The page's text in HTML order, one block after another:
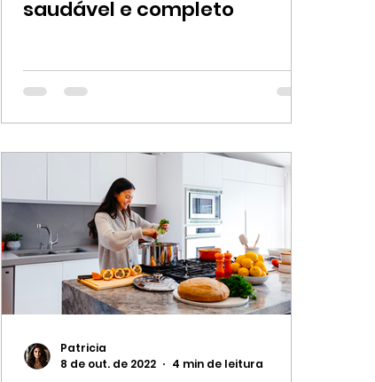
saudável e completo
Patricia
8 de out. de 2022
4 min de leitura